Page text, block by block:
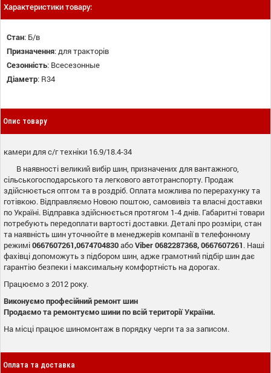
Характеристики товару:
Стан: Б/в
Призначення: для тракторів
Сезонність: Всесезонные
Діаметр: R34
Опис товару
камери для с/г техніки 16.9/18.4-34
В наявності великий вибір шин, призначених для вантажного,
сільськогосподарського та легкового автотранспорту. Продаж
здійснюється оптом та в роздріб. Оплата можлива по перерахунку та
готівкою. Відправляємо Новою поштою, самовивіз та власні доставки
по Україні. Відправка здійснюється протягом 1-4 днів. Габаритні товари
потребують передоплати вартості доставки. Деталі про розміри, стан
та наявність шин уточнюйте в менеджерів компанії в телефонному
режимі0667607261,0674704830абоViber0682287368, 0667607261. Наші
фахівці допоможуть з підбором шин, адже грамотний підбір шин дає
гарантію безпеки і максимальну комфортність на дорогах.
Працюємо з 2012 року.
Виконуємо професійний ремонт шин
Продаємо та ремонтуємо шини по всій території України.
На місці працює шиномонтаж в порядку черги та за записом.
Оплата та доставка